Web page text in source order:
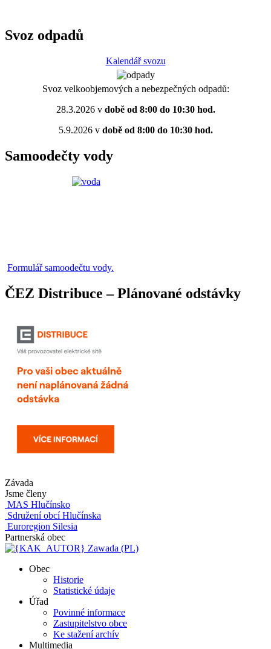
Svoz odpadů
Kalendář svozu
Svoz velkoobjemových a nebezpečných odpadů:
28.3.2026 vdobě od 8:00 do 10:30 hod.
5.9.2026 vdobě od 8:00 do 10:30 hod.
Samoodečty vody
Formulář samoodečtu vody.
ČEZ Distribuce – Plánované odstávky
Závada
Jsme členy
MAS Hlučínsko
Sdružení obcí Hlučínska
Euroregion Silesia
Partnerská obec
Zawada (PL)
Obec
Historie
Statistické údaje
Úřad
Povinné informace
Zastupitelstvo obce
Ke stažení archív
Multimedia